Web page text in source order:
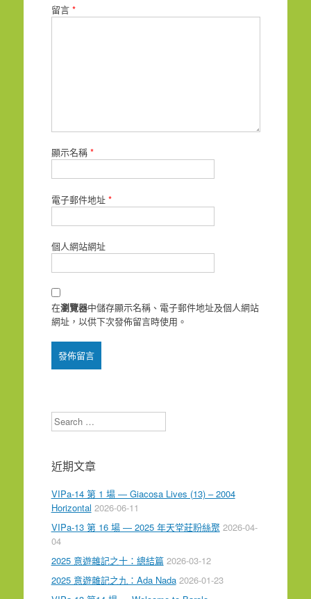
留言 *
顯示名稱 *
電子郵件地址 *
個人網站網址
在瀏覽器中儲存顯示名稱、電子郵件地址及個人網站
網址，以供下次發佈留言時使用。
Search
近期文章
VIPa-14 第 1 場 — Giacosa Lives (13) – 2004
Horizontal 2026-06-11
VIPa-13 第 16 場 — 2025 年天堂莊粉絲聚 2026-04-
04
2025 意遊雜記之十：總結篇 2026-03-12
2025 意遊雜記之九：Ada Nada 2026-01-23